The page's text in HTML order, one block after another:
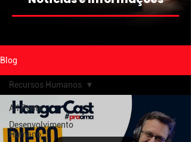
Blog
All Posts
Desenvolvimento
Humano
Recursos Humanos